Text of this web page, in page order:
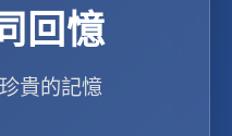
回憶
貴的記憶